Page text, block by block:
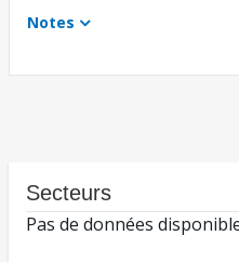
Notes
Secteurs
Pas de données